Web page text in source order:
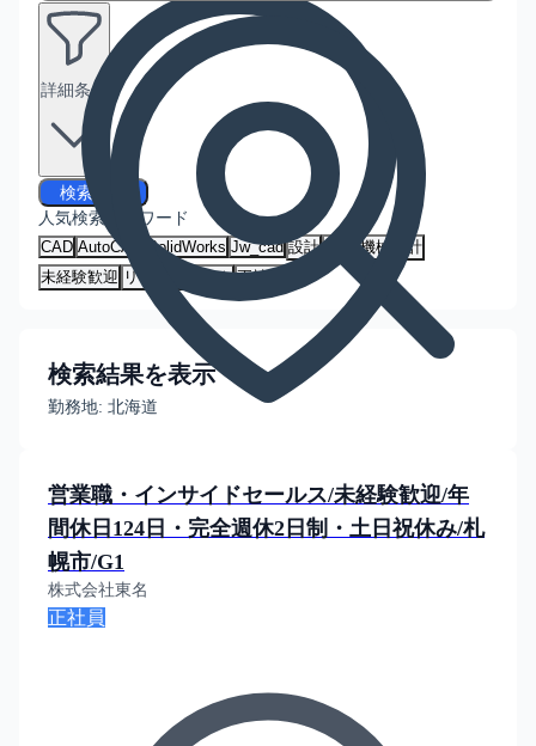
詳細条件
検索する
人気検索キーワード
CAD AutoCAD SolidWorks Jw_cad 設計
機械設計
未経験歓迎 リモートワーク 正社員
検索結果を表示
勤務地: 北海道
営業職・インサイドセールス/未経験歓迎/年
間休日124日・完全週休2日制・土日祝休み/札
幌市/G1
株式会社東名
正社員